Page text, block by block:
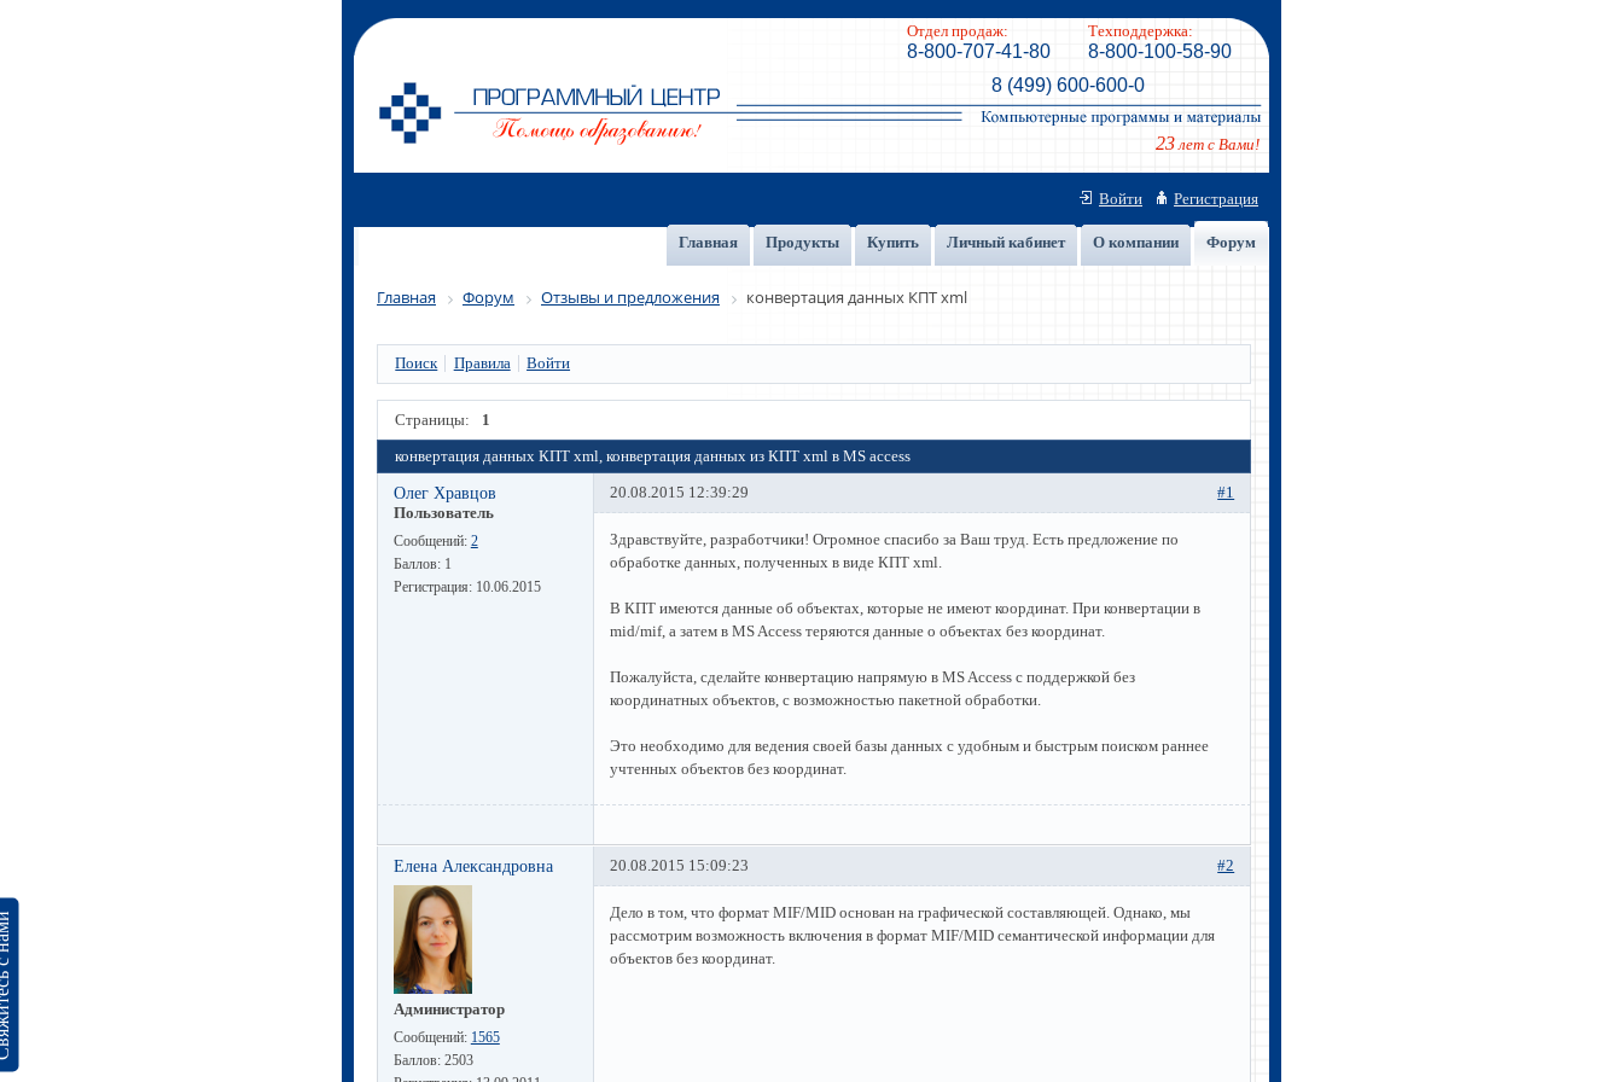
нами
Отдел продаж:
8-800-707-41-80
Техподдержка:
8-800-100-58-90
8 (499) 600-600-0
23лет с Вами!
Войти Регистрация
Главная Продукты Купить Личный кабинет О компании Форум
Главная Форум Отзывы и предложения конвертация данных КПТ xml
Поиск Правила Войти
Страницы: 1
конвертация данных КПТ xml, конвертация данных из КПТ xml в MS access
Олег Хравцов
Пользователь
Сообщений: 2
Баллов: 1
Регистрация: 10.06.2015
#1
20.08.2015 12:39:29
Здравствуйте, разработчики! Огромное спасибо за Ваш труд. Есть предложение по
обработке данных, полученных в виде КПТ xml.
В КПТ имеются данные об объектах, которые не имеют координат. При конвертации в
mid/mif, а затем в MS Access теряются данные о объектах без координат.
Пожалуйста, сделайте конвертацию напрямую в MS Access с поддержкой без
координатных объектов, с возможностью пакетной обработки.
Это необходимо для ведения своей базы данных с удобным и быстрым поиском раннее
учтенных объектов без координат.
Елена Александровна
Администратор
Сообщений: 1565
Баллов: 2503
#2
20.08.2015 15:09:23
Дело в том, что формат MIF/MID основан на графической составляющей. Однако, мы
рассмотрим возможность включения в формат MIF/MID семантической информации для
объектов без координат.